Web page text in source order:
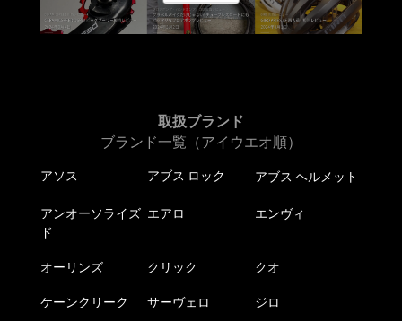
取扱ブランド
ブランド一覧（アイウエオ順）
アソス アブス ロック アブス ヘルメット
アンオーソライズ
ド
エアロ エンヴィ
オーリンズ クリック クオ
ケーンクリーク サーヴェロ ジロ